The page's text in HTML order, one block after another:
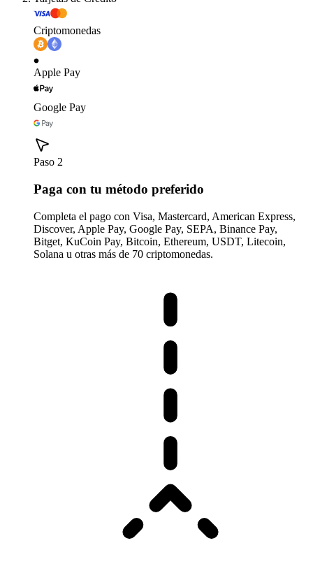
Criptomonedas
Apple Pay
Google Pay
Paso 2
Paga con tu método preferido
Completa el pago con Visa, Mastercard, American Express,
Discover, Apple Pay, Google Pay, SEPA, Binance Pay,
Bitget, KuCoin Pay, Bitcoin, Ethereum, USDT, Litecoin,
Solana u otras más de 70 criptomonedas.